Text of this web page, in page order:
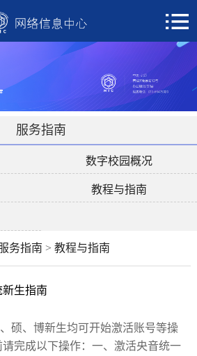
服务指南
数字校园概况
教程与指南
务指南 > 教程与指南
新生指南
硕、博新生均可开始激活账号等操
完成以下操作：一、激活央音统一